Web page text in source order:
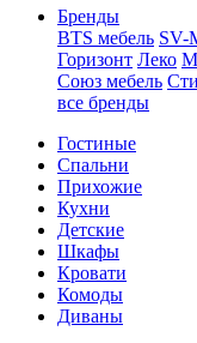
Бренды
BTS мебель SV-
Горизонт Леко
Союз мебель
все бренды
Гостиные
Спальни
Прихожие
Кухни
Детские
Шкафы
Кровати
Комоды
Диваны